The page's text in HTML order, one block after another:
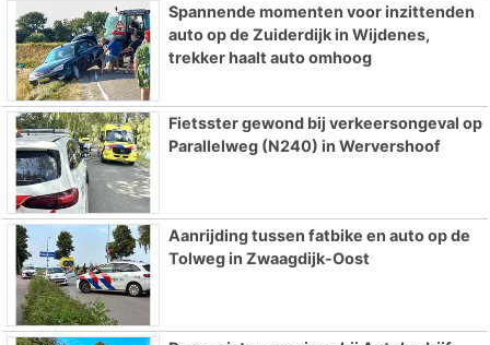
Spannende momenten voor inzittenden
auto op de Zuiderdijk in Wijdenes,
trekker haalt auto omhoog
Fietsster gewond bij verkeersongeval op
Parallelweg (N240) in Wervershoof
Aanrijding tussen fatbike en auto op de
Tolweg in Zwaagdijk-Oost